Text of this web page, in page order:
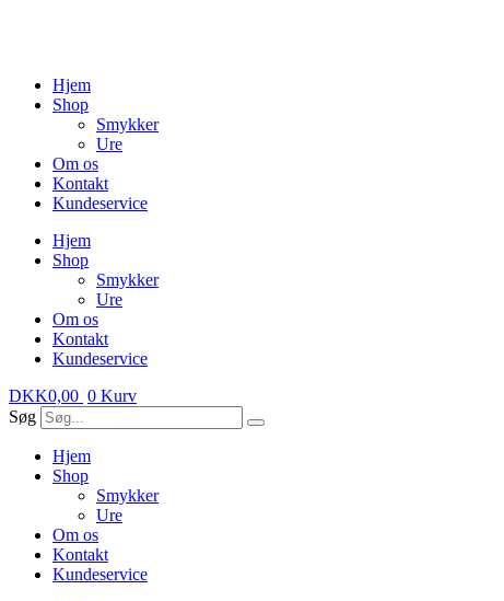
Hjem
Shop
Smykker
Ure
Om os
Kontakt
Kundeservice
Hjem
Shop
Smykker
Ure
Om os
Kontakt
Kundeservice
DKK0,00 0 Kurv
Søg
Hjem
Shop
Smykker
Ure
Om os
Kontakt
Kundeservice